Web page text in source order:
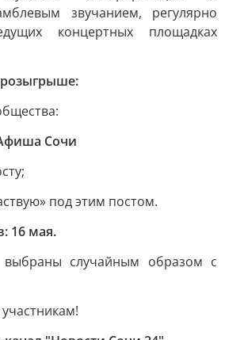
звучанием, регулярно
концертных площадках
розыгрыше:
Сочи
под этим постом.
16 мая.
выбраны случайным образом с